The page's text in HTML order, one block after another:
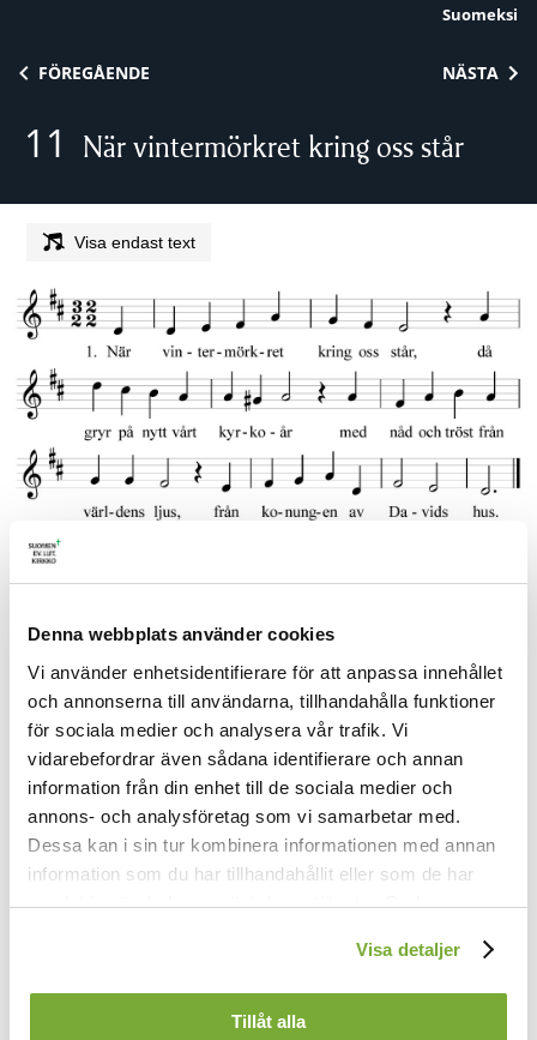
Denna webbplats använder cookies
Vi använder enhetsidentifierare för att anpassa innehållet
och annonserna till användarna, tillhandahålla funktioner
för sociala medier och analysera vår trafik. Vi
vidarebefordrar även sådana identifierare och annan
information från din enhet till de sociala medier och
annons- och analysföretag som vi samarbetar med.
Dessa kan i sin tur kombinera informationen med annan
information som du har tillhandahållit eller som de har
samlat in när du har använt deras tjänster. Du kan
-länken i nedre delen
av sidan.
Visa detaljer
Tillåt alla
Suomeksi
FÖREGÅENDE NÄSTA
11 När vintermörkret kring oss står
Visa endast text
När vintermörkret kring oss står,
med nåd och tröst från världens ljus,
från konungen av Davids hus.
2.
I dag densamme som igår,
han bryter bojor, helar sår.
Mot själens armod, folkens nöd
han bjuder världen livets bröd.
3.
Sin salighet han bjuder dig.